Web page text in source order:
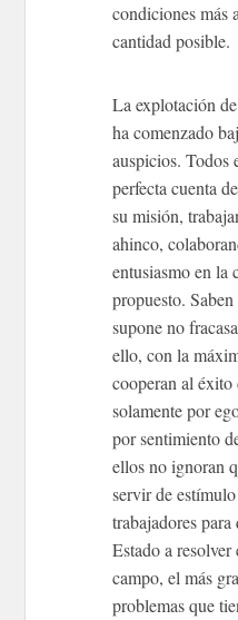
condiciones más
cantidad posible.
La explotación
ha comenzado
auspicios. Todos
perfecta cuenta
su misión,
ahinco,
entusiasmo en la
propuesto.
supone no
ello, con la
cooperan al
solamente por
por sentimiento
ellos no ignoran
servir de
trabajadores
Estado a
campo, el más
problemas que